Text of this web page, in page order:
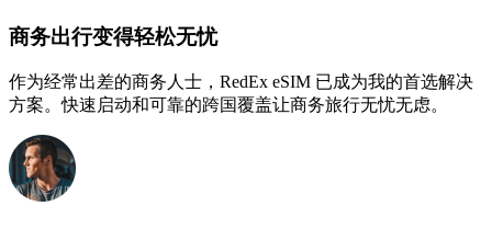
商务出行变得轻松无忧
作为经常出差的商务人士，RedEx eSIM 已成为我的首选解决
方案。快速启动和可靠的跨国覆盖让商务旅行无忧无虑。